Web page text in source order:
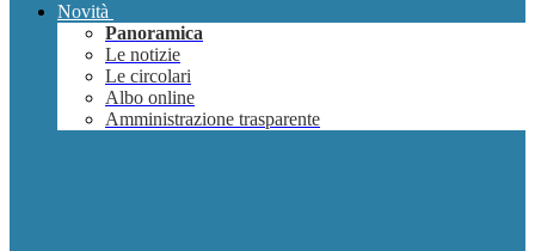
Novità
Panoramica
Le notizie
Le circolari
Albo online
Amministrazione trasparente